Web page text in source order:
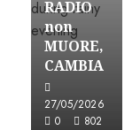
RADIO
non
MUORE,
CAMBIA
27/05/2026
0
802
Astorri News
FREE